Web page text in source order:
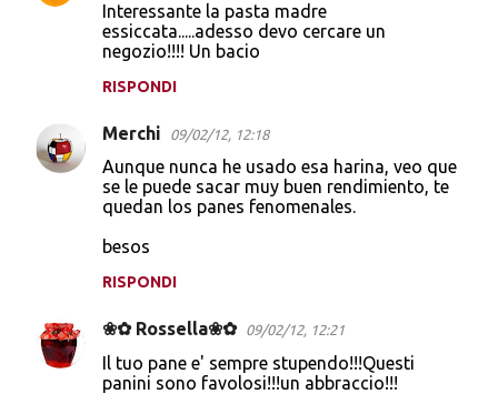
Interessante la pasta madre
essiccata.....adesso devo cercare un
negozio!!!! Un bacio
RISPONDI
Merchi 09/02/12, 12:18
Aunque nunca he usado esa harina, veo que
se le puede sacar muy buen rendimiento, te
quedan los panes fenomenales.
besos
RISPONDI
❀✿ Rossella❀✿ 09/02/12, 12:21
Il tuo pane e' sempre stupendo!!!Questi
panini sono favolosi!!!un abbraccio!!!